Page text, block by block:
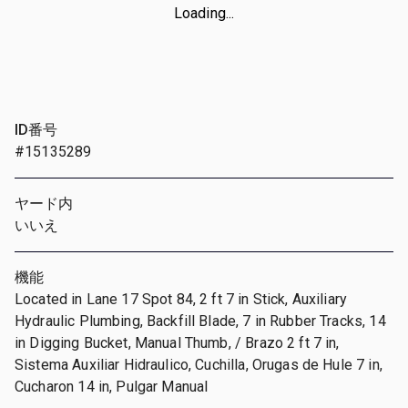
Loading...
ID番号
#15135289
ヤード内
いいえ
機能
Located in Lane 17 Spot 84, 2 ft 7 in Stick, Auxiliary
Hydraulic Plumbing, Backfill Blade, 7 in Rubber Tracks, 14
in Digging Bucket, Manual Thumb, / Brazo 2 ft 7 in,
Sistema Auxiliar Hidraulico, Cuchilla, Orugas de Hule 7 in,
Cucharon 14 in, Pulgar Manual